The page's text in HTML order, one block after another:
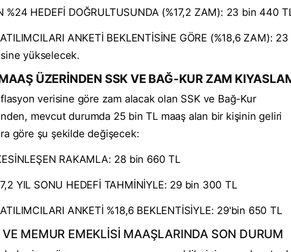
%24 HEDEFİ DOĞRULTUSUNDA (%17,2 ZAM): 23 bin 440
ANKETİ BEKLENTİSİNE GÖRE (%18,6 ZAM):
yükselecek.
ÜZERİNDEN SSK VE BAĞ-KUR ZAM
verisine göre zam alacak olan SSK ve Bağ-Kur
mevcut durumda 25 bin TL maaş alan bir kişinin geliri
göre şu şekilde değişecek:
RAKAMLA: 28 bin 660 TL
YIL SONU HEDEFİ TAHMİNİYLE: 29 bin 300 TL
ANKETİ %18,6 BEKLENTİSİYLE: 29'bin 650 TL
MEMUR EMEKLİSİ MAAŞLARINDA SON DURUM